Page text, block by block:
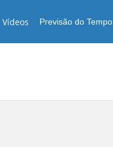
Vídeos Previsão do Tempo